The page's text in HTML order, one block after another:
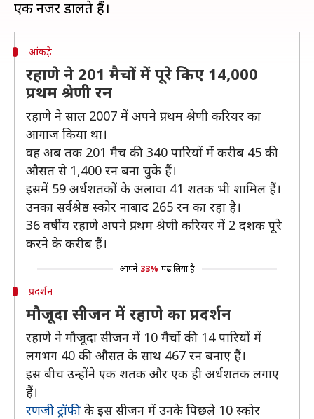
आंकड़े
रहाणे ने 201 मैचों में पूरे किए 14,000
प्रथम श्रेणी रन
रहाणे ने साल 2007 में अपने प्रथम श्रेणी करियर का
आगाज किया था।
वह अब तक 201 मैच की 340 पारियों में करीब 45 की
औसत से 1,400 रन बना चुके हैं।
इसमें 59 अर्धशतकों के अलावा 41 शतक भी शामिल हैं।
उनका सर्वश्रेष्ठ स्कोर नाबाद 265 रन का रहा है।
36 वर्षीय रहाणे अपने प्रथम श्रेणी करियर में 2 दशक पूरे
करने के करीब हैं।
आपने 33% पढ़ लिया है
प्रदर्शन
मौजूदा सीजन में रहाणे का प्रदर्शन
रहाणे ने मौजूदा सीजन में 10 मैचों की 14 पारियों में
लगभग 40 की औसत के साथ 467 रन बनाए हैं।
इस बीच उन्होंने एक शतक और एक ही अर्धशतक लगाए
हैं।
रणजी ट्रॉफी के इस सीजन में उनके पिछले 10 स्कोर